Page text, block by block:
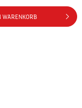
WARENKORB